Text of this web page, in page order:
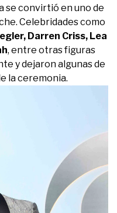
se convirtió en uno de
Celebridades como
Darren Criss, Lea
, entre otras figuras
y dejaron algunas de
la ceremonia.